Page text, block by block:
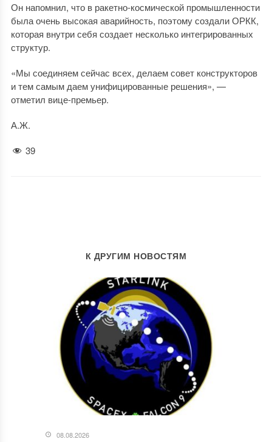
Он напомнил, что в ракетно-космической промышленности
была очень высокая аварийность, поэтому создали ОРКК,
которая внутри себя создает несколько интегрированных
структур.
«Мы соединяем сейчас всех, делаем совет конструкторов
и тем самым даем унифицированные решения», —
отметил вице-премьер.
А.Ж.
39
К ДРУГИМ НОВОСТЯМ
08.08.2026